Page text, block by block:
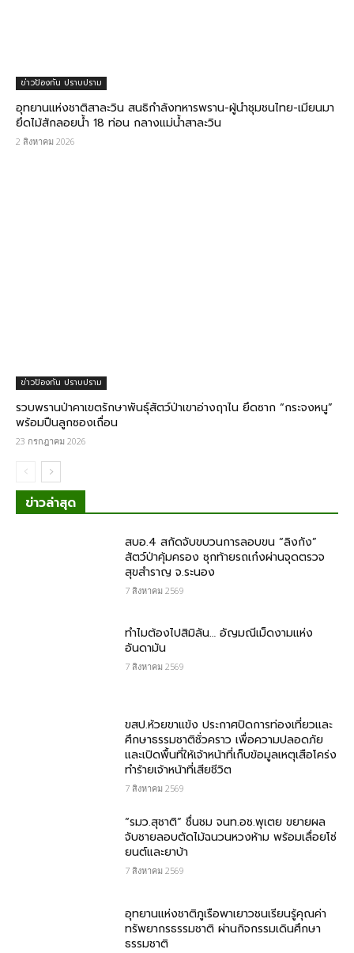
ข่าวป้องกัน ปราบปราม
อุทยานแห่งชาติสาละวิน สนธิกำลังทหารพราน-ผู้นำชุมชนไทย-เมียนมา
ยึดไม้สักลอยน้ำ 18 ท่อน กลางแม่น้ำสาละวิน
2 สิงหาคม 2026
ข่าวป้องกัน ปราบปราม
รวบพรานป่าคาเขตรักษาพันธุ์สัตว์ป่าเขาอ่างฤาไน ยึดซาก “กระจงหนู”
พร้อมปืนลูกซองเถื่อน
23 กรกฎาคม 2026
ข่าวล่าสุด
สบอ.4 สกัดจับขบวนการลอบขน “ลิงกัง”
สัตว์ป่าคุ้มครอง ซุกท้ายรถเก๋งผ่านจุดตรวจ
สุขสำราญ จ.ระนอง
7 สิงหาคม 2569
ทำไมต้องไปสิมิลัน… อัญมณีเม็ดงามแห่ง
อันดามัน
7 สิงหาคม 2569
ขสป.ห้วยขาแข้ง ประกาศปิดการท่องเที่ยวและ
ศึกษาธรรมชาติชั่วคราว เพื่อความปลอดภัย
และเปิดพื้นที่ให้เจ้าหน้าที่เก็บข้อมูลเหตุเสือโคร่ง
ทำร้ายเจ้าหน้าที่เสียชีวิต
7 สิงหาคม 2569
“รมว.สุชาติ” ชื่นชม​ จนท.อช.พุเตย​ ขยายผล
จับชายลอบตัดไม้ฉนวนหวงห้าม พร้อมเลื่อยโซ่
ยนต์และยาบ้า
7 สิงหาคม 2569
อุทยานแห่งชาติภูเรือพาเยาวชนเรียนรู้คุณค่า
ทรัพยากรธรรมชาติ ผ่านกิจกรรมเดินศึกษา
ธรรมชาติ